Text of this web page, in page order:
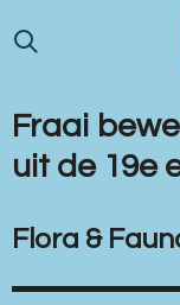
Ga
direct
de
hoofdinhoud
Fraai
uit de 19e
Flora &